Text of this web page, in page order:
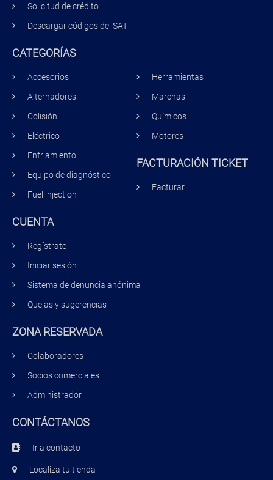
Solicitud de crédito
Descargar códigos del SAT
CATEGORÍAS
Accesorios
Alternadores
Colisión
Eléctrico
Enfriamiento
Equipo de diagnóstico
Fuel injection
Herramientas
Marchas
Químicos
Motores
FACTURACIÓN TICKET
Facturar
CUENTA
Regístrate
Iniciar sesión
Sistema de denuncia anónima
Quejas y sugerencias
ZONA RESERVADA
Colaboradores
Socios comerciales
Administrador
CONTÁCTANOS
Ir a contacto
Localiza tu tienda